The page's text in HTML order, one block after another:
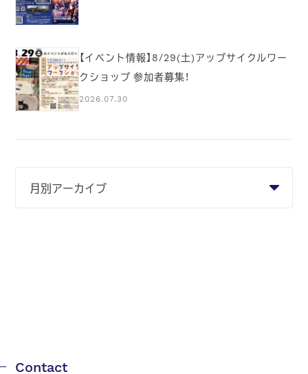
【イベント情報】8/29(土)アップサイクルワー
クショップ 参加者募集！
2026.07.30